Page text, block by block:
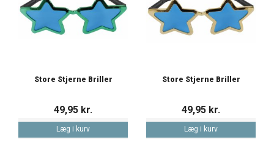
Store Stjerne Briller
49,95 kr.
Læg i kurv
Store Stjerne Briller
49,95 kr.
Læg i kurv